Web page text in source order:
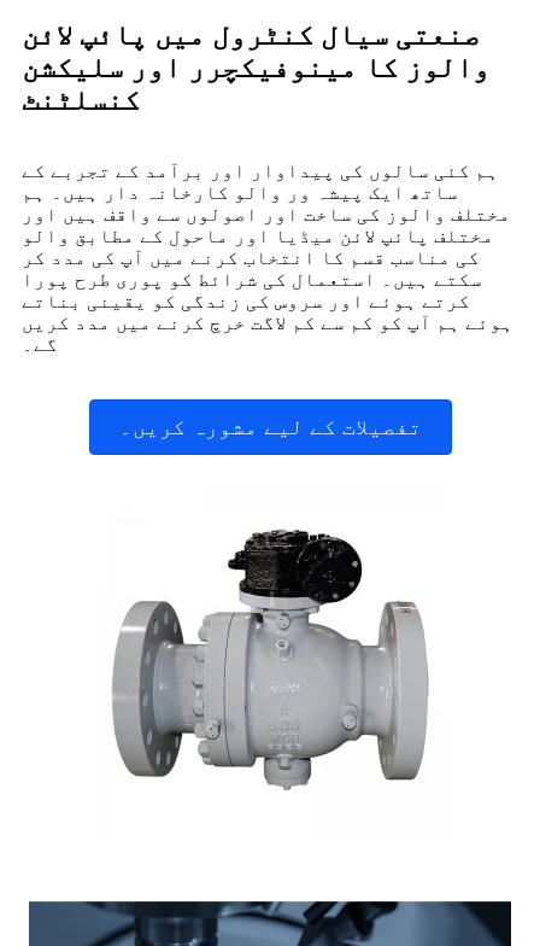
صنعتی سیال کنٹرول میں پائپ لائن
والوز کا مینوفیکچرر اور سلیکشن
کنسلٹنٹ
ہم کئی سالوں کی پیداوار اور برآمد کے تجربے کے
ساتھ ایک پیشہ ور والو کارخانہ دار ہیں۔ ہم
مختلف والوز کی ساخت اور اصولوں سے واقف ہیں اور
مختلف پائپ لائن میڈیا اور ماحول کے مطابق والو
کی مناسب قسم کا انتخاب کرنے میں آپ کی مدد کر
سکتے ہیں۔ استعمال کی شرائط کو پوری طرح پورا
کرتے ہوئے اور سروس کی زندگی کو یقینی بناتے
ہوئے ہم آپ کو کم سے کم لاگت خرچ کرنے میں مدد کریں
گے۔
تفصیلات کے لیے مشورہ کریں۔